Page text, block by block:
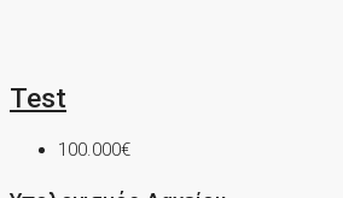
Test
100.000€